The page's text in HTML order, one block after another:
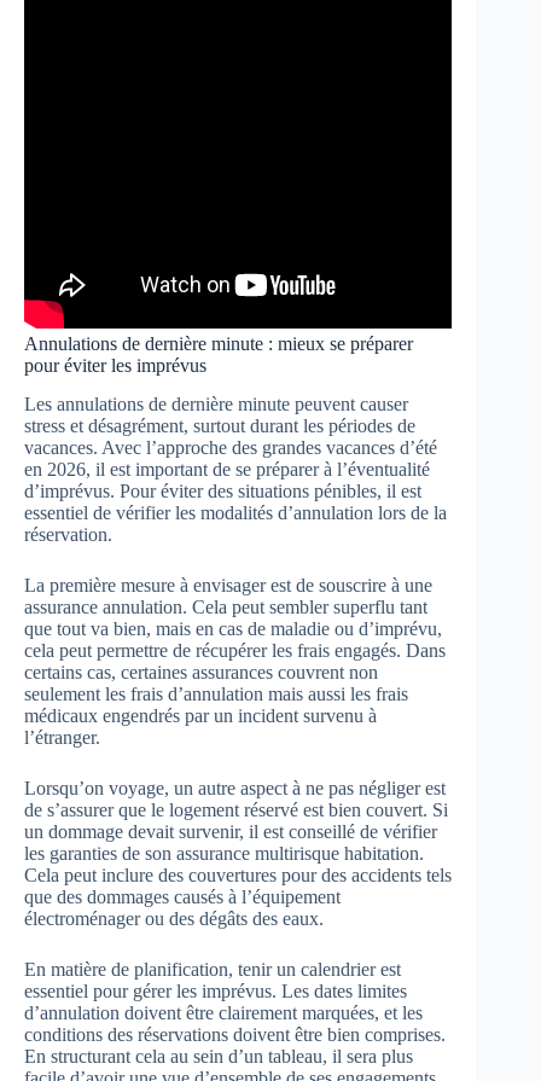
Annulations de dernière minute : mieux se préparer
pour éviter les imprévus
Les annulations de dernière minute peuvent causer
stress et désagrément, surtout durant les périodes de
vacances. Avec l’approche des grandes vacances d’été
en 2026, il est important de se préparer à l’éventualité
d’imprévus. Pour éviter des situations pénibles, il est
essentiel de vérifier les modalités d’annulation lors de la
réservation.
La première mesure à envisager est de souscrire à une
assurance annulation. Cela peut sembler superflu tant
que tout va bien, mais en cas de maladie ou d’imprévu,
cela peut permettre de récupérer les frais engagés. Dans
certains cas, certaines assurances couvrent non
seulement les frais d’annulation mais aussi les frais
médicaux engendrés par un incident survenu à
l’étranger.
Lorsqu’on voyage, un autre aspect à ne pas négliger est
de s’assurer que le logement réservé est bien couvert. Si
un dommage devait survenir, il est conseillé de vérifier
les garanties de son assurance multirisque habitation.
Cela peut inclure des couvertures pour des accidents tels
que des dommages causés à l’équipement
électroménager ou des dégâts des eaux.
En matière de planification, tenir un calendrier est
essentiel pour gérer les imprévus. Les dates limites
d’annulation doivent être clairement marquées, et les
conditions des réservations doivent être bien comprises.
En structurant cela au sein d’un tableau, il sera plus